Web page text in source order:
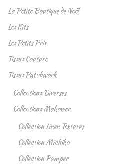
La Petite Boutique de Noël
Les Kits
Les Petits Prix
Tissus Couture
Tissus Patchwork
Collections Diverses
Collections Makower
Collection Linen Textures
Collection Michiko
Collection Pamper